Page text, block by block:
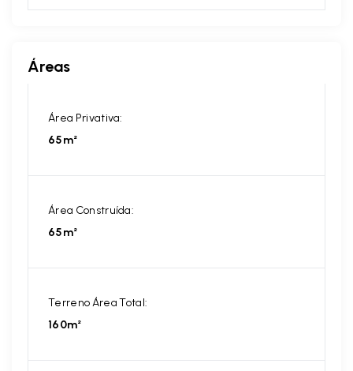
Áreas
Área Privativa:
65m²
Área Construída:
65m²
Terreno Área Total:
160m²